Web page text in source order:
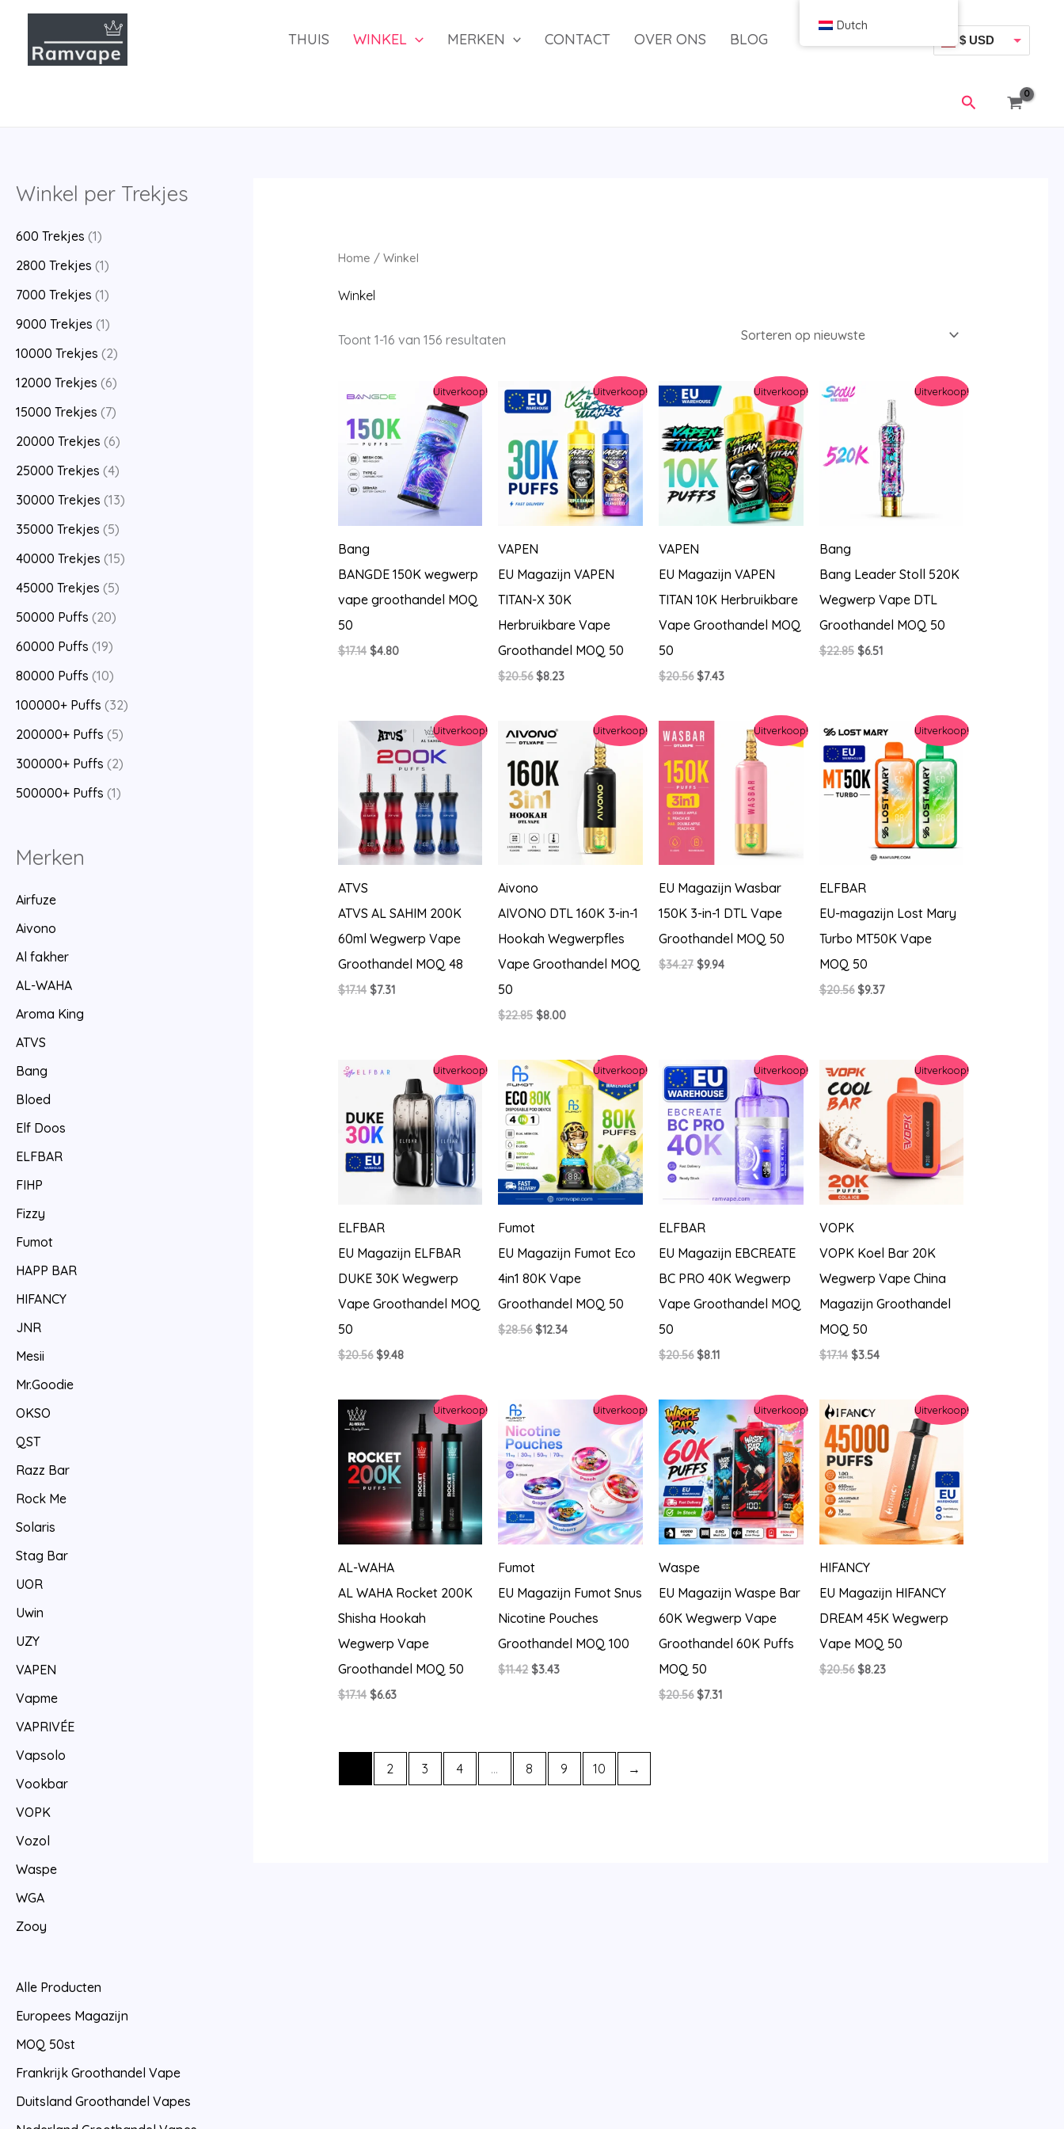
Overslaan
THUIS WINKEL MERKEN CONTACT OVER ONS BLOG $ USD
Zoeken
Winkel per Trekjes
600 Trekjes (1)
2800 Trekjes (1)
7000 Trekjes (1)
9000 Trekjes (1)
10000 Trekjes (2)
12000 Trekjes (6)
15000 Trekjes (7)
20000 Trekjes (6)
25000 Trekjes (4)
30000 Trekjes (13)
35000 Trekjes (5)
40000 Trekjes (15)
45000 Trekjes (5)
50000 Puffs (20)
60000 Puffs (19)
80000 Puffs (10)
100000+ Puffs (32)
200000+ Puffs (5)
300000+ Puffs (2)
500000+ Puffs (1)
Merken
Airfuze
Aivono
Al fakher
AL-WAHA
Aroma King
ATVS
Bang
Bloed
Elf Doos
ELFBAR
FIHP
Fizzy
Fumot
HAPP BAR
HIFANCY
JNR
Mesii
Mr.Goodie
OKSO
QST
Razz Bar
Rock Me
Solaris
Stag Bar
UOR
Uwin
UZY
VAPEN
Vapme
VAPRIVÉE
Vapsolo
Vookbar
VOPK
Vozol
Waspe
WGA
Zooy
Alle Producten
Europees Magazijn
MOQ 50st
Frankrijk Groothandel Vape
Duitsland Groothandel Vapes
Home / Winkel
Winkel
Toont 1-16 van 156 resultatenGesorteerd
Uitverkoop!
Bang
BANGDE 150K wegwerp
vape groothandel MOQ
50
$17.14 Oorspronkelijke
$4.80Huidige
Uitverkoop!
VAPEN
EU Magazijn VAPEN
TITAN-X 30K
Herbruikbare Vape
Groothandel MOQ 50
$20.56 Oorspronkelijke
$8.23Huidige
Uitverkoop!
VAPEN
EU Magazijn VAPEN
TITAN 10K Herbruikbare
Vape Groothandel MOQ
50
$20.56 Oorspronkelijke
$20.56.
$7.43Huidige
Uitverkoop!
Bang
Bang Leader Stoll 520K
Wegwerp Vape DTL
Groothandel MOQ 50
$22.85 Oorspronkelijke
$6.51Huidige
Uitverkoop!
ATVS
ATVS AL SAHIM 200K
60ml Wegwerp Vape
Groothandel MOQ 48
$17.14 Oorspronkelijke
$7.31Huidige
Uitverkoop!
Aivono
AIVONO DTL 160K 3-in-1
Hookah Wegwerpfles
Vape Groothandel MOQ
50
$22.85 Oorspronkelijke
$22.85.
$8.00Huidige
$8.00.
Uitverkoop!
EU Magazijn Wasbar
150K 3-in-1 DTL Vape
Groothandel MOQ 50
$34.27 Oorspronkelijke
$9.94Huidige
Uitverkoop!
ELFBAR
EU-magazijn Lost Mary
Turbo MT50K Vape
MOQ 50
$20.56 Oorspronkelijke
$9.37Huidige
Uitverkoop!
ELFBAR
EU Magazijn ELFBAR
DUKE 30K Wegwerp
Vape Groothandel MOQ
50
$20.56 Oorspronkelijke
$20.56.
$9.48Huidige
$9.48.
Uitverkoop!
Fumot
EU Magazijn Fumot Eco
4in1 80K Vape
Groothandel MOQ 50
$28.56 Oorspronkelijke
$12.34Huidige
Uitverkoop!
ELFBAR
EU Magazijn EBCREATE
BC PRO 40K Wegwerp
Vape Groothandel MOQ
50
$20.56 Oorspronkelijke
$20.56.
$8.11Huidige
$8.11.
Uitverkoop!
VOPK
VOPK Koel Bar 20K
Wegwerp Vape China
Magazijn Groothandel
MOQ 50
$17.14 Oorspronkelijke
$3.54Huidige
Uitverkoop!
AL-WAHA
AL WAHA Rocket 200K
Shisha Hookah
Wegwerp Vape
Groothandel MOQ 50
$17.14 Oorspronkelijke
$6.63Huidige
Uitverkoop!
Fumot
EU Magazijn Fumot Snus
Nicotine Pouches
Groothandel MOQ 100
$11.42 Oorspronkelijke
$3.43Huidige
Uitverkoop!
Waspe
EU Magazijn Waspe Bar
60K Wegwerp Vape
Groothandel 60K Puffs
MOQ 50
$20.56 Oorspronkelijke
$7.31Huidige
Uitverkoop!
HIFANCY
EU Magazijn HIFANCY
DREAM 45K Wegwerp
Vape MOQ 50
$20.56 Oorspronkelijke
$8.23Huidige
2 3 4 … 8 9 10 →
Dutch